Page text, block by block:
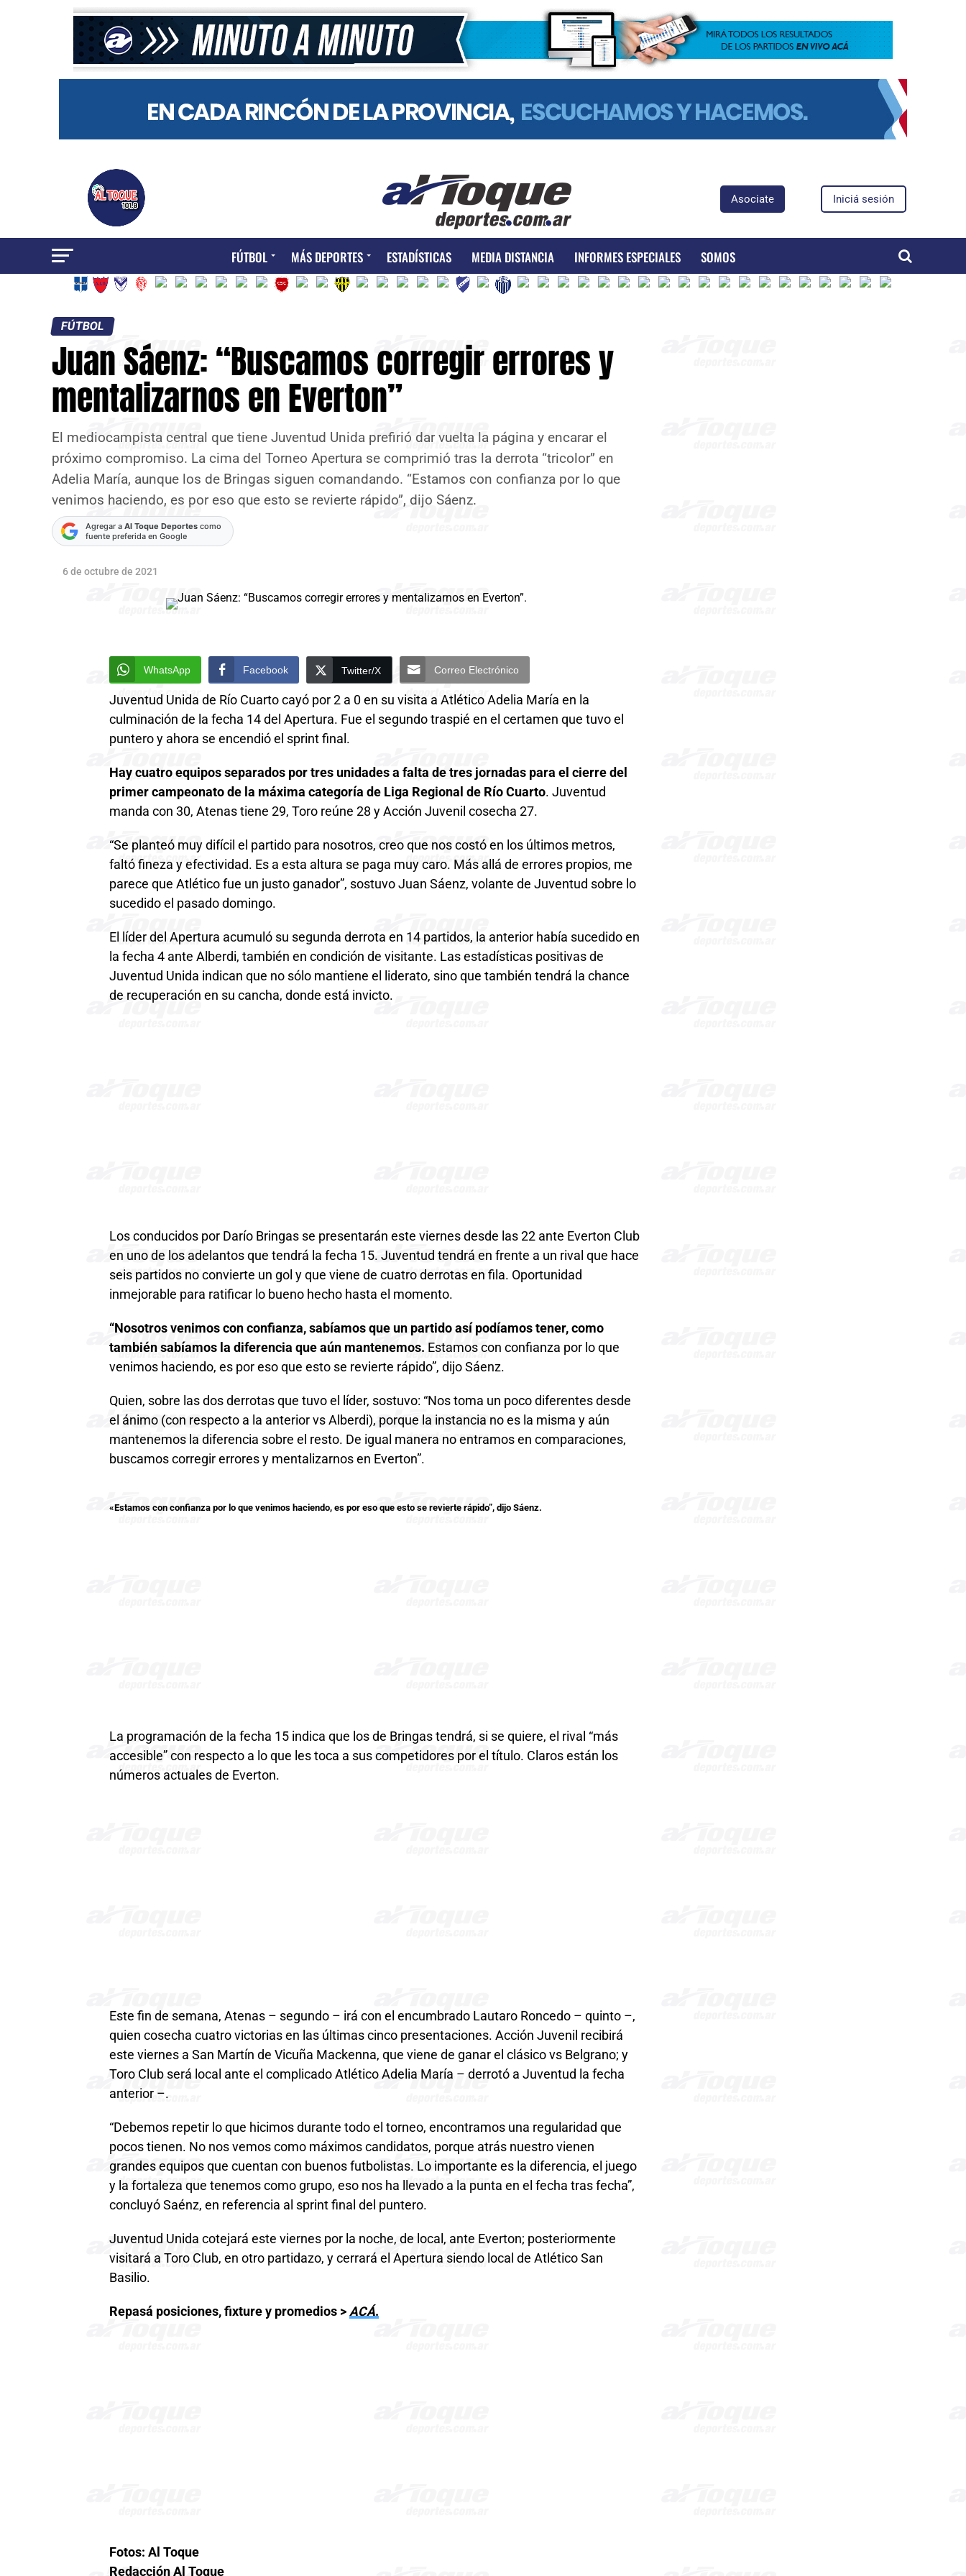
Asociate Iniciá sesión
FÚTBOL MÁS DEPORTES ESTADÍSTICAS MEDIA DISTANCIA INFORMES ESPECIALES SOMOS
FÚTBOL
Juan Sáenz: “Buscamos corregir errores y
mentalizarnos en Everton”
El mediocampista central que tiene Juventud Unida prefirió dar vuelta la página y encarar el
próximo compromiso. La cima del Torneo Apertura se comprimió tras la derrota “tricolor” en
Adelia María, aunque los de Bringas siguen comandando. “Estamos con confianza por lo que
venimos haciendo, es por eso que esto se revierte rápido”, dijo Sáenz.
Agregar a Al Toque Deportes como
fuente preferida en Google
6 de octubre de 2021
WhatsApp Facebook Twitter/X Correo Electrónico
Juventud Unida de Río Cuarto cayó por 2 a 0 en su visita a Atlético Adelia María en la
culminación de la fecha 14 del Apertura. Fue el segundo traspié en el certamen que tuvo el
puntero y ahora se encendió el sprint final.
Hay cuatro equipos separados por tres unidades a falta de tres jornadas para el cierre del
primer campeonato de la máxima categoría de Liga Regional de Río Cuarto. Juventud
manda con 30, Atenas tiene 29, Toro reúne 28 y Acción Juvenil cosecha 27.
“Se planteó muy difícil el partido para nosotros, creo que nos costó en los últimos metros,
faltó fineza y efectividad. Es a esta altura se paga muy caro. Más allá de errores propios, me
parece que Atlético fue un justo ganador”, sostuvo Juan Sáenz, volante de Juventud sobre lo
sucedido el pasado domingo.
El líder del Apertura acumuló su segunda derrota en 14 partidos, la anterior había sucedido en
la fecha 4 ante Alberdi, también en condición de visitante. Las estadísticas positivas de
Juventud Unida indican que no sólo mantiene el liderato, sino que también tendrá la chance
de recuperación en su cancha, donde está invicto.
Los conducidos por Darío Bringas se presentarán este viernes desde las 22 ante Everton Club
en uno de los adelantos que tendrá la fecha 15. Juventud tendrá en frente a un rival que hace
seis partidos no convierte un gol y que viene de cuatro derrotas en fila. Oportunidad
inmejorable para ratificar lo bueno hecho hasta el momento.
“Nosotros venimos con confianza, sabíamos que un partido así podíamos tener, como
también sabíamos la diferencia que aún mantenemos. Estamos con confianza por lo que
venimos haciendo, es por eso que esto se revierte rápido”, dijo Sáenz.
Quien, sobre las dos derrotas que tuvo el líder, sostuvo: “Nos toma un poco diferentes desde
el ánimo (con respecto a la anterior vs Alberdi), porque la instancia no es la misma y aún
mantenemos la diferencia sobre el resto. De igual manera no entramos en comparaciones,
buscamos corregir errores y mentalizarnos en Everton”.
«Estamos con confianza por lo que venimos haciendo, es por eso que esto se revierte rápido”, dijo Sáenz.
La programación de la fecha 15 indica que los de Bringas tendrá, si se quiere, el rival “más
accesible” con respecto a lo que les toca a sus competidores por el título. Claros están los
números actuales de Everton.
Este fin de semana, Atenas – segundo – irá con el encumbrado Lautaro Roncedo – quinto –,
quien cosecha cuatro victorias en las últimas cinco presentaciones. Acción Juvenil recibirá
este viernes a San Martín de Vicuña Mackenna, que viene de ganar el clásico vs Belgrano; y
Toro Club será local ante el complicado Atlético Adelia María – derrotó a Juventud la fecha
anterior –.
“Debemos repetir lo que hicimos durante todo el torneo, encontramos una regularidad que
pocos tienen. No nos vemos como máximos candidatos, porque atrás nuestro vienen
grandes equipos que cuentan con buenos futbolistas. Lo importante es la diferencia, el juego
y la fortaleza que tenemos como grupo, eso nos ha llevado a la punta en el fecha tras fecha”,
concluyó Saénz, en referencia al sprint final del puntero.
Juventud Unida cotejará este viernes por la noche, de local, ante Everton; posteriormente
visitará a Toro Club, en otro partidazo, y cerrará el Apertura siendo local de Atlético San
Basilio.
Repasá posiciones, fixture y promedios > ACÁ.
Fotos: Al Toque
Redacción Al Toque